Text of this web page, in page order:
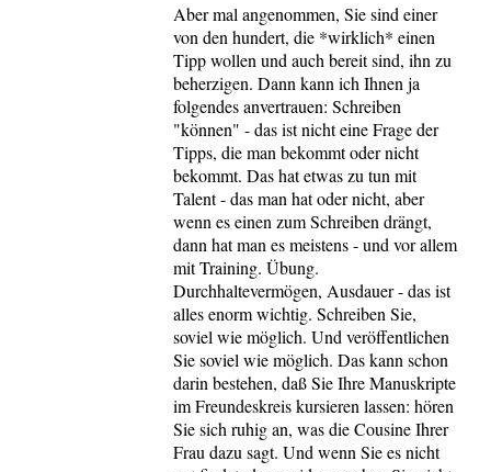
Aber mal angenommen, Sie sind einer
von den hundert, die *wirklich* einen
Tipp wollen und auch bereit sind, ihn zu
beherzigen. Dann kann ich Ihnen ja
folgendes anvertrauen: Schreiben
"können" - das ist nicht eine Frage der
Tipps, die man bekommt oder nicht
bekommt. Das hat etwas zu tun mit
Talent - das man hat oder nicht, aber
wenn es einen zum Schreiben drängt,
dann hat man es meistens - und vor allem
mit Training. Übung.
Durchhaltevermögen, Ausdauer - das ist
alles enorm wichtig. Schreiben Sie,
soviel wie möglich. Und veröffentlichen
Sie soviel wie möglich. Das kann schon
darin bestehen, daß Sie Ihre Manuskripte
im Freundeskreis kursieren lassen: hören
Sie sich ruhig an, was die Cousine Ihrer
Frau dazu sagt. Und wenn Sie es nicht